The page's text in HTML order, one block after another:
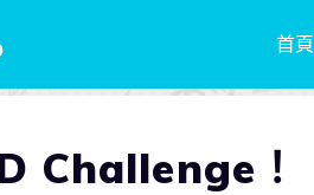
首頁
Challenge！